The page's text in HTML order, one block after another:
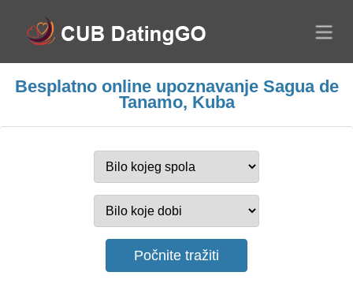
Besplatno online upoznavanje Sagua de
Tanamo, Kuba